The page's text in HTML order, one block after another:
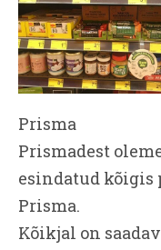
Prisma
Prismadest
esindatud kõigis
Prisma.
Kõikjal on